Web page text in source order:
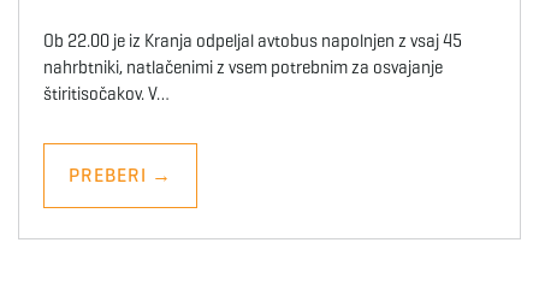
Ob 22.00 je iz Kranja odpeljal avtobus napolnjen z vsaj 45
nahrbtniki, natlačenimi z vsem potrebnim za osvajanje
štiritisočakov. V…
PREBERI →